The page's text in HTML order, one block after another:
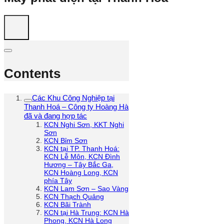
Contents
Các Khu Công Nghiệp tại
Thanh Hoá – Công ty Hoàng Hà
đã và đang hợp tác
KCN Nghi Sơn, KKT Nghi
Sơn
KCN Bỉm Sơn
KCN tại TP. Thanh Hoá:
KCN Lễ Môn, KCN Đình
Hương – Tây Bắc Ga,
KCN Hoàng Long, KCN
phía Tây
KCN Lam Sơn – Sao Vàng
KCN Thạch Quảng
KCN Bãi Trành
KCN tại Hà Trung: KCN Hà
Phong, KCN Hà Long